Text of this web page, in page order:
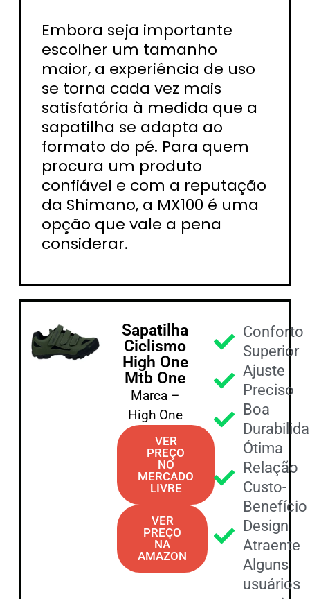
Embora seja importante
escolher um tamanho
maior, a experiência de uso
se torna cada vez mais
satisfatória à medida que a
sapatilha se adapta ao
formato do pé. Para quem
procura um produto
confiável e com a reputação
da Shimano, a MX100 é uma
opção que vale a pena
considerar.
Sapatilha
Ciclismo
High One
Mtb One
Marca –
High One
VER
PREÇO
NO
MERCADO
LIVRE
VER
PREÇO
NA
AMAZON
Conforto
Superior
Ajuste
Preciso
Boa
Ótima
Relação
Custo-
Benefício
Design
Atraente
Alguns
usuários